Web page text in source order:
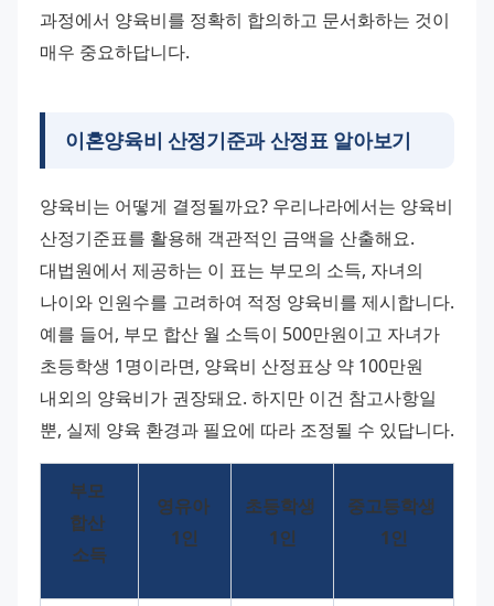
과정에서 양육비를 정확히 합의하고 문서화하는 것이
매우 중요하답니다.
이혼양육비 산정기준과 산정표 알아보기
양육비는 어떻게 결정될까요? 우리나라에서는 양육비
산정기준표를 활용해 객관적인 금액을 산출해요.
대법원에서 제공하는 이 표는 부모의 소득, 자녀의
나이와 인원수를 고려하여 적정 양육비를 제시합니다.
예를 들어, 부모 합산 월 소득이 500만원이고 자녀가
초등학생 1명이라면, 양육비 산정표상 약 100만원
내외의 양육비가 권장돼요. 하지만 이건 참고사항일
뿐, 실제 양육 환경과 필요에 따라 조정될 수 있답니다.
부모
합산
소득
영유아
1인
초등학생
1인
중고등학생
1인